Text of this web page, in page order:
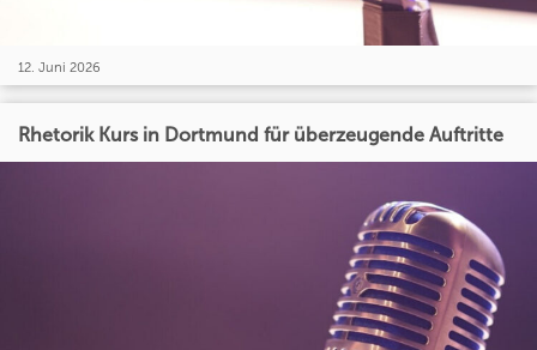
12. Juni 2026
Rhetorik Kurs in Dortmund für überzeugende Auftritte